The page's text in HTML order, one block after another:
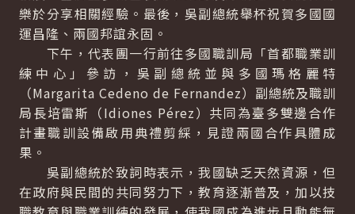
樂於分享相關經驗。最後，吳副總統舉杯祝賀多國國
運昌隆、兩國邦誼永固。
下午，代表團一行前往多國職訓局「首都職業訓
練中心」參訪，吳副總統並與多國瑪格麗特
（Margarita Cedeno de Fernandez）副總統及職訓
局長培雷斯（Idiones Pérez）共同為臺多雙邊合作
計畫職訓設備啟用典禮剪綵，見證兩國合作具體成
果。
吳副總統於致詞時表示，我國缺乏天然資源，但
在政府與民間的共同努力下，教育逐漸普及，加以技